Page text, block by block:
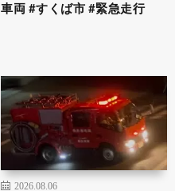
車両 #すくば市 #緊急走行
2026.08.06